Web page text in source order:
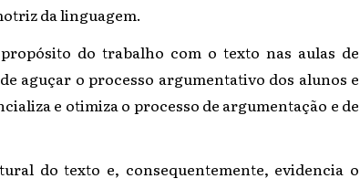
da linguagem.
do trabalho com o texto nas aulas de
aguçar o processo argumentativo dos alunos e
e otimiza o processo de argumentação e de
do texto e, consequentemente, evidencia o